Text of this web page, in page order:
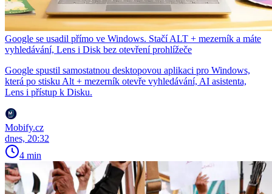
Google se usadil přímo ve Windows. Stačí ALT + mezerník a máte
vyhledávání, Lens i Disk bez otevření prohlížeče
Google spustil samostatnou desktopovou aplikaci pro Windows,
která po stisku Alt + mezerník otevře vyhledávání, AI asistenta,
Lens i přístup k Disku.
Mobify.cz
dnes, 20:32
4 min